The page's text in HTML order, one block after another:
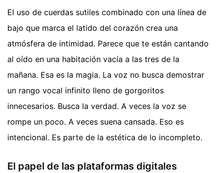
El uso de cuerdas sutiles combinado con una línea de
bajo que marca el latido del corazón crea una
atmósfera de intimidad. Parece que te están cantando
al oído en una habitación vacía a las tres de la
mañana. Esa es la magia. La voz no busca demostrar
un rango vocal infinito lleno de gorgoritos
innecesarios. Busca la verdad. A veces la voz se
rompe un poco. A veces suena cansada. Eso es
intencional. Es parte de la estética de lo incompleto.
El papel de las plataformas digitales